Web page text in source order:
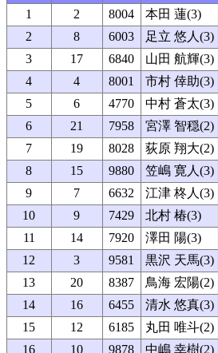
1
2 8004 本田 蓮(3)
2
8 6003 足立 悠人(3)
3
17 6840 山田 航輝(3)
4
4 8001 市村 倖助(3)
5
6 4770 中村 蒼太(3)
6
21 7958 宮澤 智穏(2)
7
19 8028 荻原 翔大(2)
8
15 9880 笠嶋 寛人(3)
9
7 6632 江津 柊人(3)
10
9 7429 北村 椿(3)
11
14 7920 澤田 陽(3)
12
3 9581 黒沢 天馬(3)
13
20 8387 鳥海 宏陽(2)
14
16 6455 清水 悠真(3)
15
12 6185 丸田 唯斗(2)
16
10 9878 中嶋 幸樹(2)